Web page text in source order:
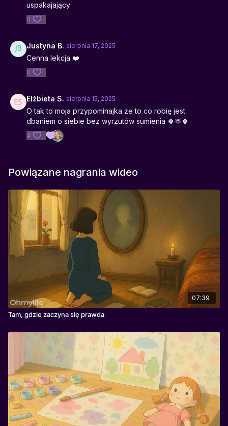
uspakajający
0
Justyna B. sierpnia 17, 2025
Cenna lekcja ❤️
0
Elżbieta S. sierpnia 15, 2025
O tak to moja przypominajka że to co robię jest
dbaniem o siebie bez wyrzutów sumienia 🍀🫶🍀
4
Powiązane nagrania wideo
07:39
Tam, gdzie zaczyna się prawda